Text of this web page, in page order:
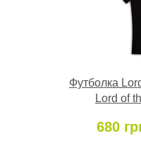
Футболка
Lord of
680